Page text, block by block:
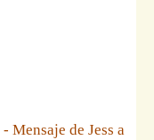
- Mensaje de Jess a